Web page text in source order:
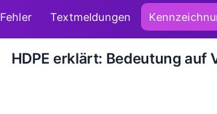
Fehler Textmeldungen
HDPE erklärt: Bedeutung auf